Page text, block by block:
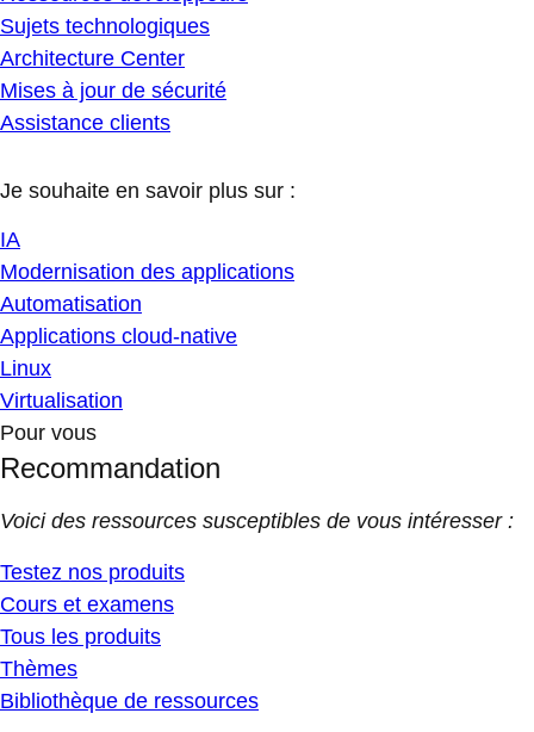
Sujets technologiques
Architecture Center
Mises à jour de sécurité
Assistance clients
Je souhaite en savoir plus sur :
IA
Modernisation des applications
Automatisation
Applications cloud-native
Linux
Virtualisation
Pour vous
Recommandation
Voici des ressources susceptibles de vous intéresser :
Testez nos produits
Cours et examens
Tous les produits
Thèmes
Bibliothèque de ressources